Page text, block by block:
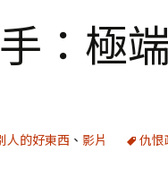
：極
人的好東西 、 影片 仇恨